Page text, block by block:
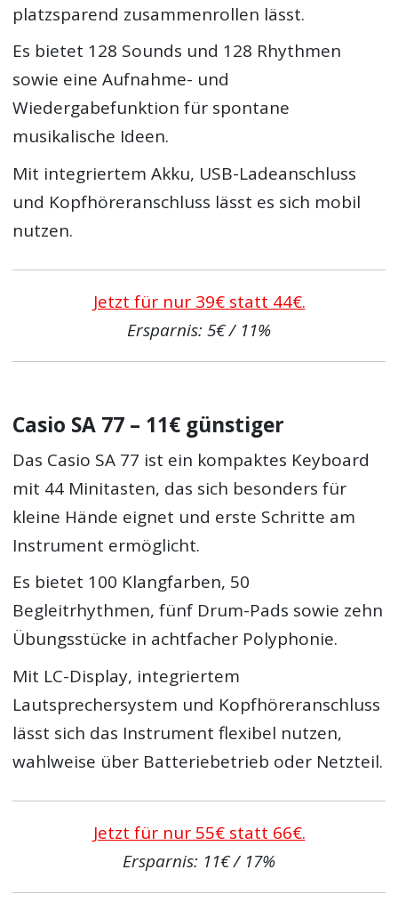
platzsparend zusammenrollen lässt.
Es bietet 128 Sounds und 128 Rhythmen
sowie eine Aufnahme- und
Wiedergabefunktion für spontane
musikalische Ideen.
Mit integriertem Akku, USB-Ladeanschluss
und Kopfhöreranschluss lässt es sich mobil
nutzen.
Jetzt für nur 39€ statt 44€.
Ersparnis: 5€ / 11%
Casio SA 77 – 11€ günstiger
Das Casio SA 77 ist ein kompaktes Keyboard
mit 44 Minitasten, das sich besonders für
kleine Hände eignet und erste Schritte am
Instrument ermöglicht.
Es bietet 100 Klangfarben, 50
Begleitrhythmen, fünf Drum-Pads sowie zehn
Übungsstücke in achtfacher Polyphonie.
Mit LC-Display, integriertem
Lautsprechersystem und Kopfhöreranschluss
lässt sich das Instrument flexibel nutzen,
wahlweise über Batteriebetrieb oder Netzteil.
Jetzt für nur 55€ statt 66€.
Ersparnis: 11€ / 17%